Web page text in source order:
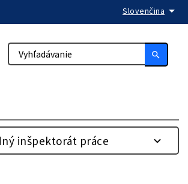
Slovenčina arrow_drop_down
search
inšpektorát práce